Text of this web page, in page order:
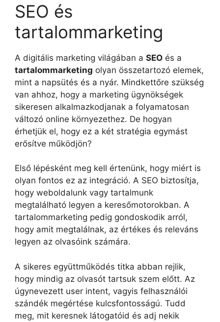
SEO és
tartalommarketing
A digitális marketing világában a SEO és a
tartalommarketing olyan összetartozó elemek,
mint a napsütés és a nyár. Mindkettőre szükség
van ahhoz, hogy a marketing ügynökségek
sikeresen alkalmazkodjanak a folyamatosan
változó online környezethez. De hogyan
érhetjük el, hogy ez a két stratégia egymást
erősítve működjön?
Első lépésként meg kell értenünk, hogy miért is
olyan fontos ez az integráció. A SEO biztosítja,
hogy weboldalunk vagy tartalmunk
megtalálható legyen a keresőmotorokban. A
tartalommarketing pedig gondoskodik arról,
hogy amit megtalálnak, az értékes és releváns
legyen az olvasóink számára.
A sikeres együttműködés titka abban rejlik,
hogy mindig az olvasót tartsuk szem előtt. Az
úgynevezett user intent, vagyis felhasználói
szándék megértése kulcsfontosságú. Tudd
meg, mit keresnek látogatóid és adj nekik